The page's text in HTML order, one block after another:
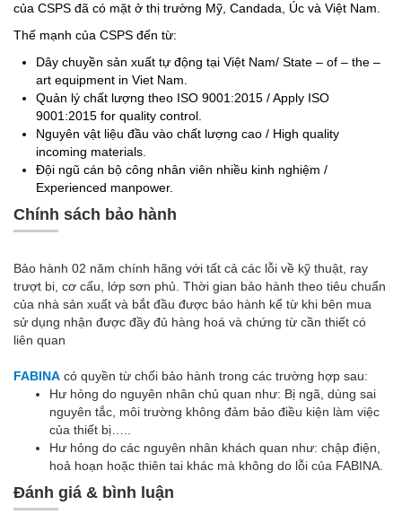
của CSPS đã có mặt ở thị trường Mỹ, Candada, Úc và Việt Nam.
Thế mạnh của CSPS đến từ:
Dây chuyền sản xuất tự động tại Việt Nam/ State – of – the –
art equipment in Viet Nam.
Quản lý chất lượng theo ISO 9001:2015 / Apply ISO
9001:2015 for quality control.
Nguyên vật liệu đầu vào chất lượng cao / High quality
incoming materials.
Đội ngũ cán bộ công nhân viên nhiều kinh nghiệm /
Experienced manpower.
Chính sách bảo hành
Bảo hành 02 năm chính hãng với tất cả các lỗi về kỹ thuật, ray
trượt bi, cơ cấu, lớp sơn phủ. Thời gian bảo hành theo tiêu chuẩn
của nhà sản xuất và bắt đầu được bảo hành kể từ khi bên mua
sử dụng nhận được đầy đủ hàng hoá và chứng từ cần thiết có
liên quan
FABINA có quyền từ chối bảo hành trong các trường hợp sau:
Hư hỏng do nguyên nhân chủ quan như: Bị ngã, dùng sai
nguyên tắc, môi trường không đảm bảo điều kiện làm việc
của thiết bị…..
Hư hỏng do các nguyên nhân khách quan như: chập điện,
hoả hoạn hoặc thiên tai khác mà không do lỗi của FABINA.
Đánh giá & bình luận